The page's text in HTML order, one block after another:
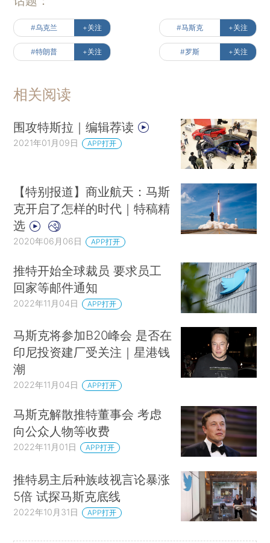
#乌克兰 +关注 #马斯克 +关注
#特朗普 +关注 #罗斯 +关注
相关阅读
围攻特斯拉｜编辑荐读
2021年01月09日 APP打开
【特别报道】商业航天：马斯
克开启了怎样的时代｜特稿精
选
2020年06月06日 APP打开
推特开始全球裁员 要求员工
回家等邮件通知
2022年11月04日 APP打开
马斯克将参加B20峰会 是否在
印尼投资建厂受关注｜星港钱
潮
2022年11月04日 APP打开
马斯克解散推特董事会 考虑
向公众人物等收费
2022年11月01日 APP打开
推特易主后种族歧视言论暴涨
5倍 试探马斯克底线
2022年10月31日 APP打开